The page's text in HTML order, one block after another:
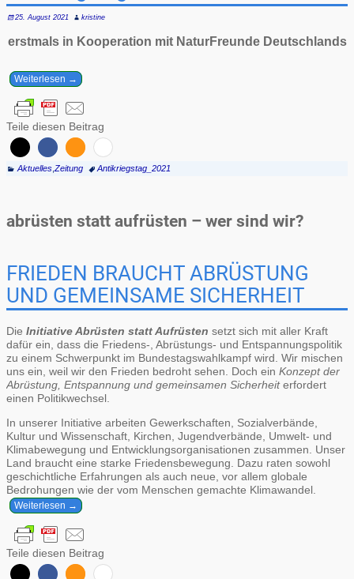
25. August 2021 kristine
erstmals in Kooperation mit NaturFreunde Deutschlands
Weiterlesen →
Teile diesen Beitrag
Aktuelles,Zeitung Antikriegstag_2021
abrüsten statt aufrüsten – wer sind wir?
FRIEDEN BRAUCHT ABRÜSTUNG
UND GEMEINSAME SICHERHEIT
Die Initiative Abrüsten statt Aufrüsten setzt sich mit aller Kraft
dafür ein, dass die Friedens-, Abrüstungs- und Entspannungspolitik
zu einem Schwerpunkt im Bundestagswahlkampf wird. Wir mischen
uns ein, weil wir den Frieden bedroht sehen. Doch ein Konzept der
Abrüstung, Entspannung und gemeinsamen Sicherheiterfordert
einen Politikwechsel.
In unserer Initiative arbeiten Gewerkschaften, Sozialverbände,
Kultur und Wissenschaft, Kirchen, Jugendverbände, Umwelt- und
Klimabewegung und Entwicklungsorganisationen zusammen. Unser
Land braucht eine starke Friedensbewegung. Dazu raten sowohl
geschichtliche Erfahrungen als auch neue, vor allem globale
Bedrohungen wie der vom Menschen gemachte Klimawandel.
Weiterlesen →
Teile diesen Beitrag